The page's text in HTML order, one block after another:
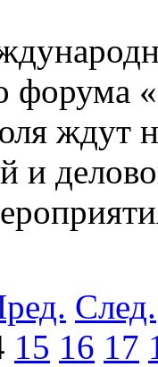
форума
ждут
и
След.
15 16 17